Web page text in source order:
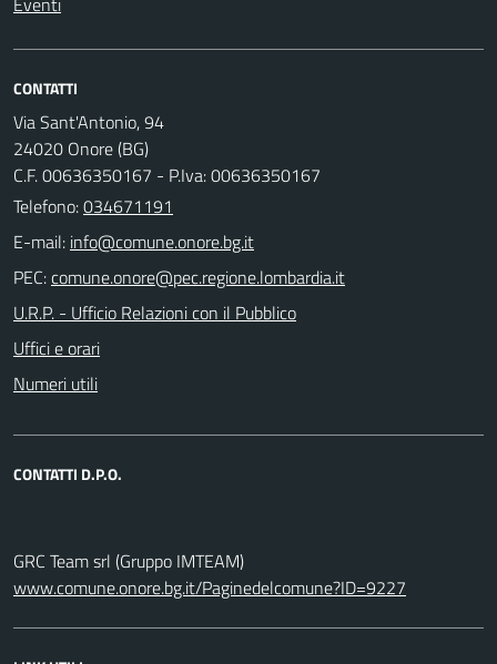
CONTATTI
Via Sant'Antonio, 94
24020 Onore (BG)
C.F. 00636350167 - P.Iva: 00636350167
Telefono:034671191
E-mail:
PEC:
U.R.P. - Ufficio Relazioni con il Pubblico
Uffici e orari
Numeri utili
CONTATTI D.P.O.
GRC Team srl (Gruppo IMTEAM)
www.comune.onore.bg.it/Paginedelcomune?ID=9227